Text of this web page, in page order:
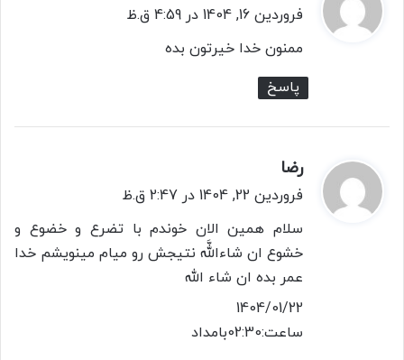
ف فروردین 16, 1404 در 4:59 ق.ظ
ممنون خدا خیرتون بده
پاسخ
رضا
ف
فروردین 22, 1404 در 2:47 ق.ظ
سلام همین الان خوندم با تضرع و خضوع و
خشوع ان شاءاللَّه نتیجش رو میام مینویشم خدا
عمر بده ان شاء الله
1404/01/22
ساعت:02:30بامداد